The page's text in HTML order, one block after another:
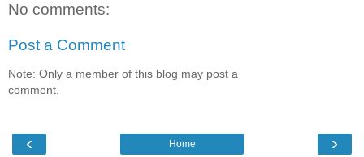
No comments:
Post a Comment
Note: Only a member of this blog may post a
comment.
‹ ›
Home